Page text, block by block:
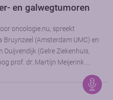
en galwegtumoren
oncologie.nu, spreekt
(Amsterdam UMC) en
(Gelre Ziekenhuis,
prof. dr. Martijn Meijerink …